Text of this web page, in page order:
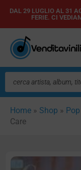
Vai
contenuto
DAL 29 LUGLIO AL 31
FERIE. CI
Ricerca
prodotti
Home » Shop » Pop
Care